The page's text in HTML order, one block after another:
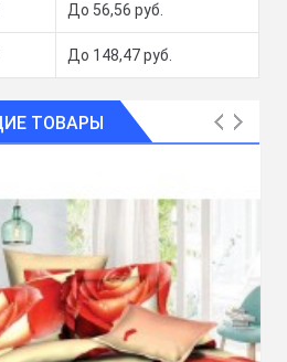
До 56,56 руб.
До 148,47 руб.
ТОВАРЫ